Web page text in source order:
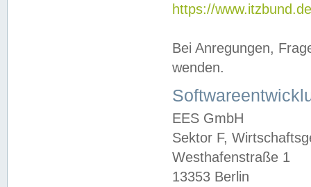
https://
Bei Anregungen,
wenden.
EES GmbH
Sektor F,
Westhafenstraße 1
13353 Berlin